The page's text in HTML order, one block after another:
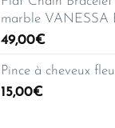
marble VANESSA
49,00€
Pince à cheveux
15,00€